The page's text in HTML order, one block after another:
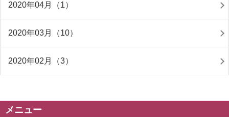
2020年04月（1）
2020年03月（10）
2020年02月（3）
メニュー